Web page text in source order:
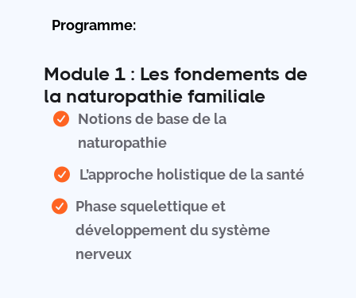
Programme:
Module 1 : Les fondements de
la naturopathie familiale
Notions de base de la
naturopathie
L’approche holistique de la santé
Phase squelettique et
développement du système
nerveux